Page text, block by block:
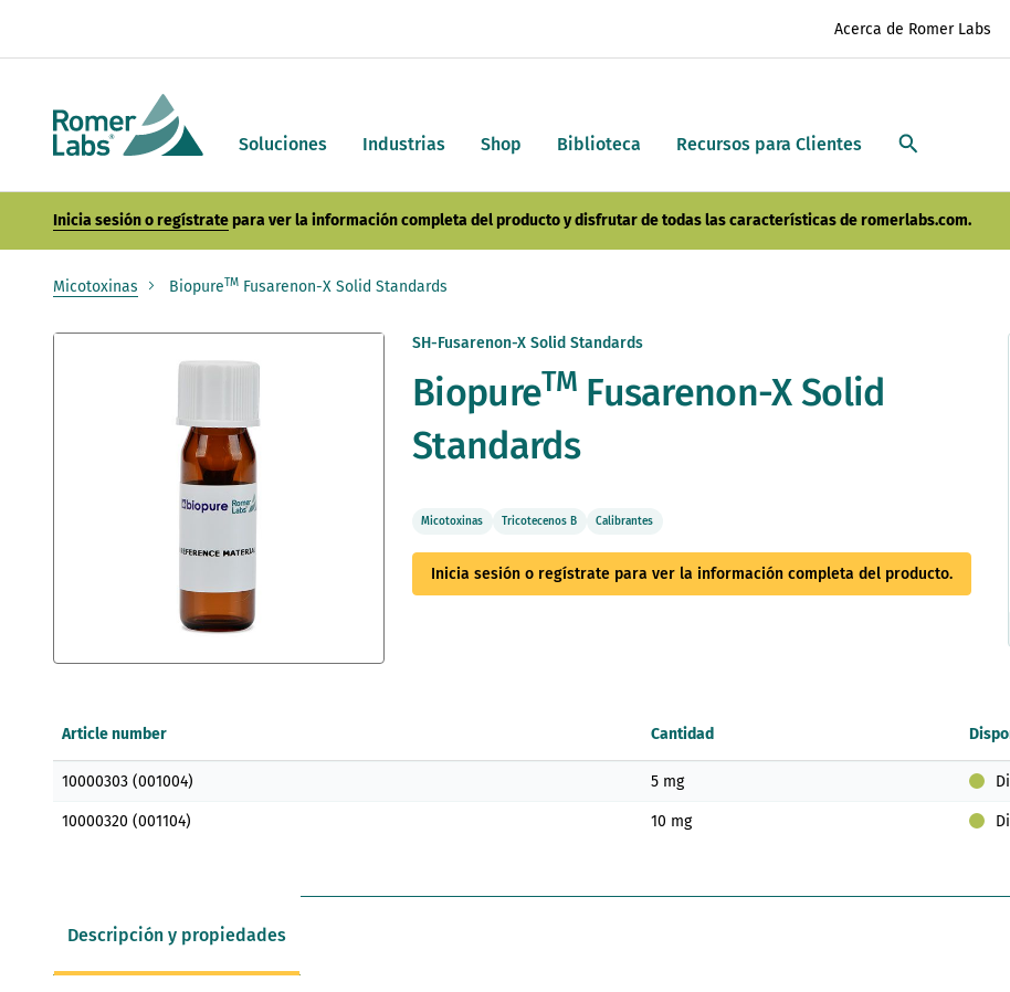
Soluciones Industrias Shop Biblioteca Recursos para Clientes
Acerca de Romer Labs
Inicia sesión o regístratepara ver la información completa del producto y disfrutar de todas las características de romerlabs.com.
Micotoxinas BiopureTM Fusarenon-X Solid Standards
Saltar
de
la
galería
imágenes
SH-Fusarenon-X Solid Standards
BiopureTMFusarenon-X Solid
Standards
Micotoxinas Tricotecenos B Calibrantes
Inicia sesión o regístrate para ver la información completa del producto.
de
artículos
Article number Cantidad
10000303 (001004) 5 mg
10000320 (001104) 10 mg
Descripción y propiedades